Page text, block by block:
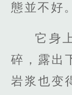
態並不好。
它身
碎，露出
岩浆也变